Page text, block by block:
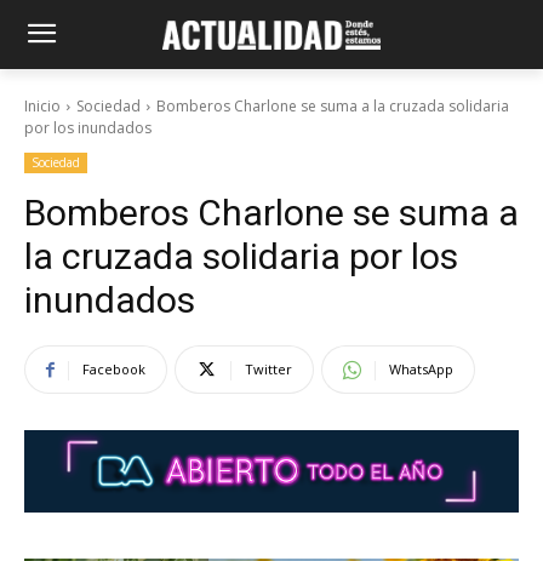
Inicio Sociedad
Bomberos Charlone se suma a la cruzada solidaria
por los inundados
Sociedad
Bomberos Charlone se suma a
la cruzada solidaria por los
inundados
Facebook Twitter WhatsApp